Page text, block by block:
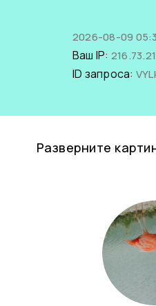
2026-08-09
Ваш IP:
ID запроса:
Разверните